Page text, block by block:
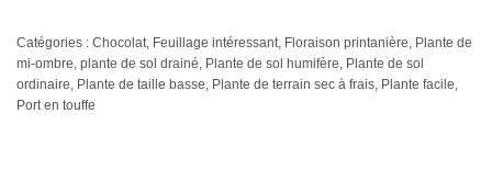
Catégories : Chocolat Feuillage intéressant Floraison printanière Plante de
mi-ombre plante de sol drainé Plante de sol humifère Plante de sol
ordinaire Plante de taille basse Plante de terrain sec à frais Plante facile
Port en touffe